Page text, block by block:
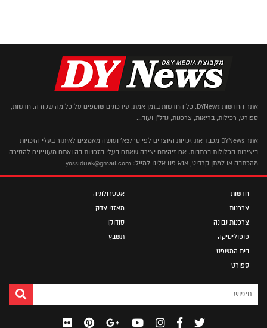
אתר החדשות DYNews. כל החדשות בזמן אמת. עידכונים שוטפים על כל מה שקורה. חדשות,
ספורט, רכילות, בריאות, צרכנות, נדל"ן ועוד...
אתר DYNews מכבד את זכויות היוצרים לפי ס' 27א' ועושה מאמצים לאיתור בעלי הזכויות
ביצירות הכלולות בכתבות. אם זיהיתם יצירה שאתם בעלי הזכויות בה ואתם מעוניינים להסירה
מהכתבה או למתן קרדיט, אנא פנו אלינו למייל: yossiduek@gmail.com
חדשות
צרכנות
צרכנות נבונה
פופוליטיקה
בית המשפט
ספורט
אסטרולוגיה
מאזני צדק
סודוקו
תשבץ